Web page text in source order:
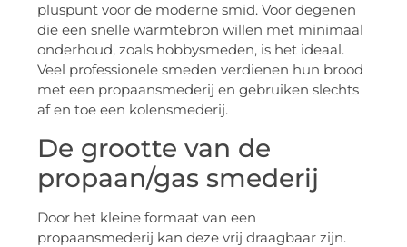
pluspunt voor de moderne smid. Voor degenen
die een snelle warmtebron willen met minimaal
onderhoud, zoals hobbysmeden, is het ideaal.
Veel professionele smeden verdienen hun brood
met een propaansmederij en gebruiken slechts
af en toe een kolensmederij.
De grootte van de
propaan/gas smederij
Door het kleine formaat van een
propaansmederij kan deze vrij draagbaar zijn.